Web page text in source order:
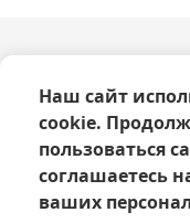
Согласие на
Наш сайт
cookie.
пользоваться
соглашаетесь
ваших